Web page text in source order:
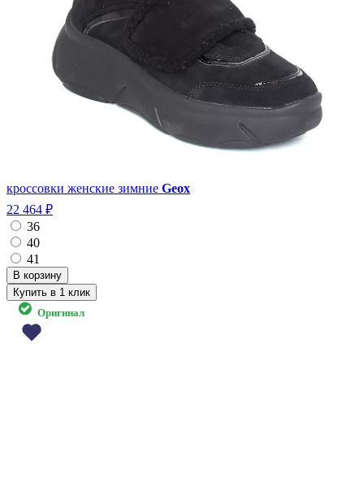
кроссовки женские зимние Geox
22 464 ₽
36
40
41
Купить в 1 клик
Оригинал